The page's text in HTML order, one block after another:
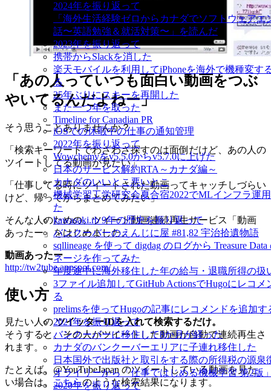
2024年を振り返って
「海外生活経験ゼロからカナダでソフトウェアエ
話〜英語勉強＆就活対策〜」を読んだ
2023年を振り返って
携帯からSlackを消した
楽天モバイルを利用してiPhoneを海外で機種変す
る
25年ぶりにスキーを再開した
また一つ年を取った
Timeline for Canadian PR
iOSでの休暇中の仕事の通知管理
2022年を振り返って
Wowchemyをv5.5.0からv5.7.0に上げた
日本のサービス解約RTA～カナダ編～
カナダのいいとこ悪いとこ
機械学習工学研究会夏合宿2022でMLインフラ運
た
kawasaki.rb 9年の歴史を振り返って
バンクーバーのえんじに屋 #81,82 宇治拾遺物語
sqllineage を使って digdag のログから Treasure
ネージを作ってみた
年度途中に海外移住した年の給与・退職所得の扱
3ファイル追加してGitHub ActionsでHugoにレコ
る
prelimsを使ってHugoの記事にレコメンドを追加す
2021年を振り返って
バンクーバーに移住して8か月が経った
カナダのバンクーバーエリアに子連れ移住した
日本国外で出版社と取引をする際の所得税の源泉
オライリーから「仕事ではじめる機械学習 第2版
2020年を振り返って
「あの人っていつも面白い動画をつぶ
やいてるんだよねー」
そう思うことありませんか？
「検索キーワードでわざわざ探すのは面倒だけど、あの人の
ツイートしてる動画が見たい」
「仕事してる時にツイートされた動画ってキャッチしづらい
けど、帰ってからまとめてみたい」
そんな人のための、ツイート動画連続再生サービス「動画
あったー」をはじめました。
動画あったー
http://tw2tube.appspot.com/
使い方
見たい人のツイッターIDを入れて検索するだけ。
そうすると、その人がツイートした動画が自動で連続再生さ
れます。
たとえば、@YouTubeJapan のツイートしている動画を見た
い場合は、 こちらのような検索結果になります。